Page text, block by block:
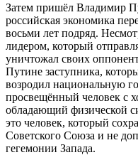
Затем пришёл Владимир
российская экономика
восьми лет подряд.
лидером, который
уничтожал своих
Путине заступника,
возродил национальную
просвещённый человек с
обладающий физической
это человек, который
Советского Союза и не
гегемонии Запада.